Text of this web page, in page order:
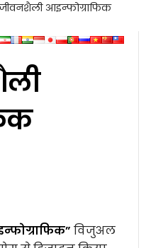
आइन्फोग्राफिक
विजुअल